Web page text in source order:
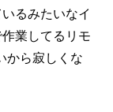
るみたいなイ
業してるリモ
から寂しくな